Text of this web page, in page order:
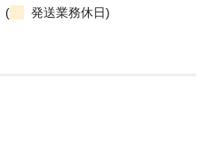
(
発送業務休日)